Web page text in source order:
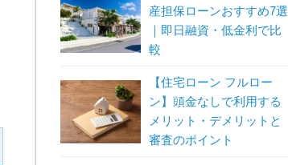
産担保ローンおすすめ7選
｜即日融資・低金利で比
較
【住宅ローン フルロー
ン】頭金なしで利用する
メリット・デメリットと
審査のポイント